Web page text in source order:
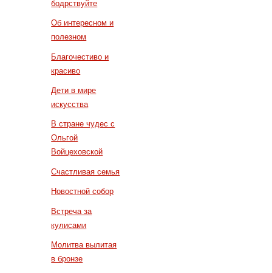
бодрствуйте
Об интересном и
полезном
Благочестиво и
красиво
Дети в мире
искусства
В стране чудес с
Ольгой
Войцеховской
Счастливая семья
Новостной собор
Встреча за
кулисами
Молитва вылитая
в бронзе